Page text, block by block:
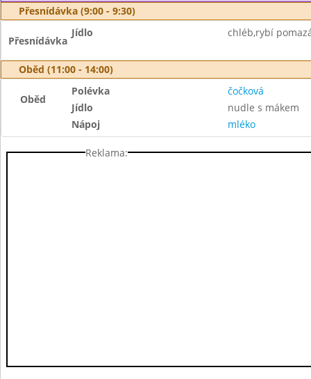
Přesnídávka (9:00 - 9:30)
Přesnídávka
Jídlo chléb,rybí
Oběd (11:00 - 14:00)
Oběd
Polévka
čočková
Jídlo
nudle s mákem
Nápoj
mléko
Reklama: